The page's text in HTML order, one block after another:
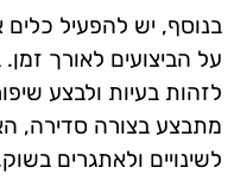
בנוסף, יש להפעיל כלים
על הביצועים לאורך
לזהות בעיות ולבצע
מתבצע בצורה סדירה,
לשינויים ולאתגרים